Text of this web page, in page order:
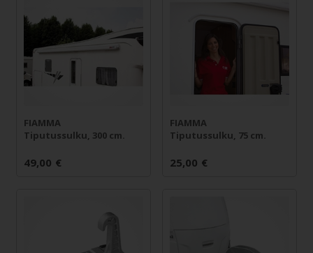
FIAMMA
Tiputussulku, 300 cm.
49,00 €
FIAMMA
Tiputussulku, 75 cm.
25,00 €